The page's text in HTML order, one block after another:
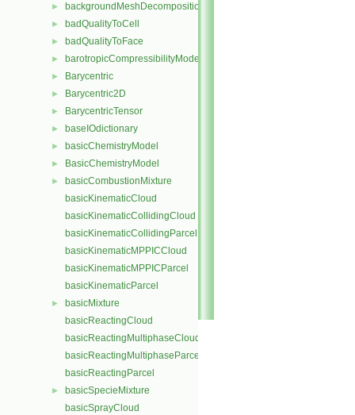
► backgroundMeshDecomposition
► badQualityToCell
► badQualityToFace
► barotropicCompressibilityModel
► Barycentric
► Barycentric2D
► BarycentricTensor
► baseIOdictionary
► basicChemistryModel
► BasicChemistryModel
►
basicCombustionMixture
basicKinematicCloud
basicKinematicCollidingCloud
basicKinematicCollidingParcel
basicKinematicMPPICCloud
basicKinematicMPPICParcel
basicKinematicParcel
►
basicMixture
basicReactingCloud
basicReactingMultiphaseCloud
basicReactingMultiphaseParcel
basicReactingParcel
►
basicSpecieMixture
basicSprayCloud